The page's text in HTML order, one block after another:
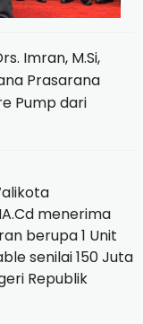
Imran, M.Si,
Prasarana
Pump dari
menerima
berupa 1 Unit
senilai 150 Juta
Republik